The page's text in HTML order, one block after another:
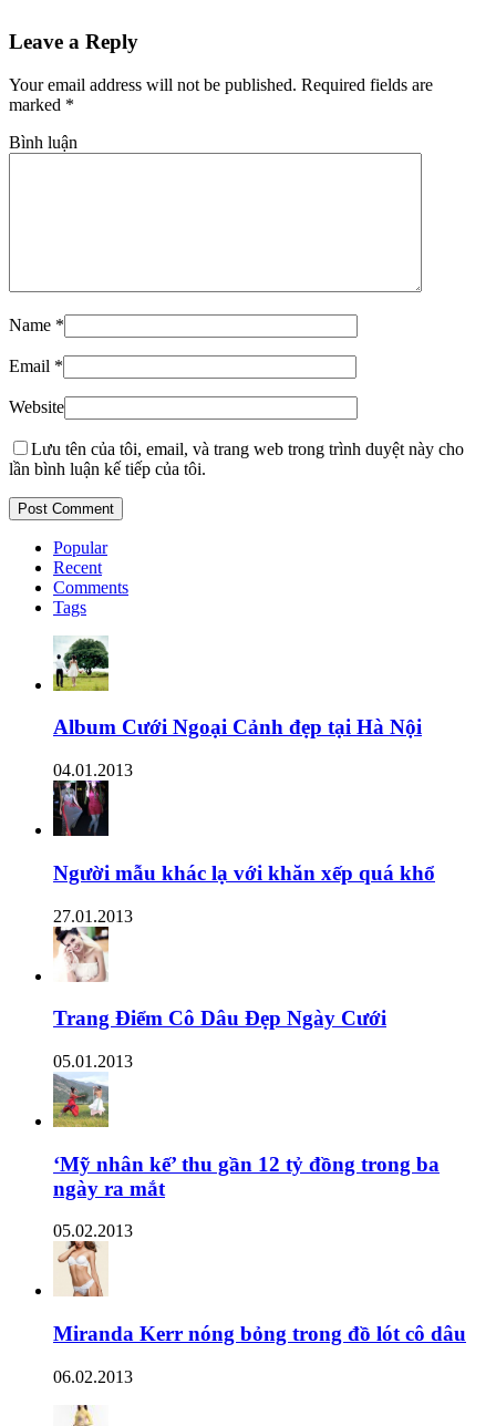
Leave a Reply
Your email address will not be published. Required fields are
marked *
Bình luận
Name *
Email *
Website
Lưu tên của tôi, email, và trang web trong trình duyệt này cho
lần bình luận kế tiếp của tôi.
Popular
Recent
Comments
Tags
Album Cưới Ngoại Cảnh đẹp tại Hà Nội
04.01.2013
Người mẫu khác lạ với khăn xếp quá khổ
27.01.2013
Trang Điểm Cô Dâu Đẹp Ngày Cưới
05.01.2013
‘Mỹ nhân kế’ thu gần 12 tỷ đồng trong ba
ngày ra mắt
05.02.2013
Miranda Kerr nóng bỏng trong đồ lót cô dâu
06.02.2013